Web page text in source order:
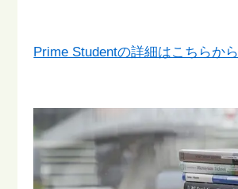
Prime Studentの詳細はこちらから